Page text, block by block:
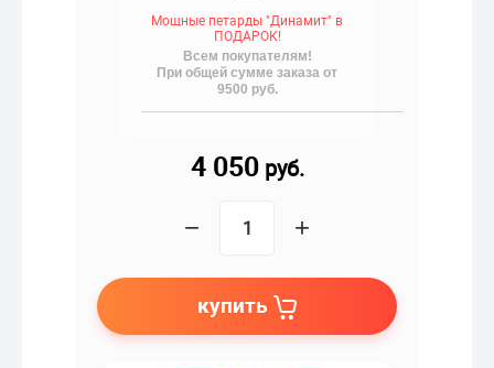
Мощные петарды "Динамит" в
ПОДАРОК!
Всем покупателям!
При общей сумме заказа от
9500 руб.
4 050руб.
− +
купить